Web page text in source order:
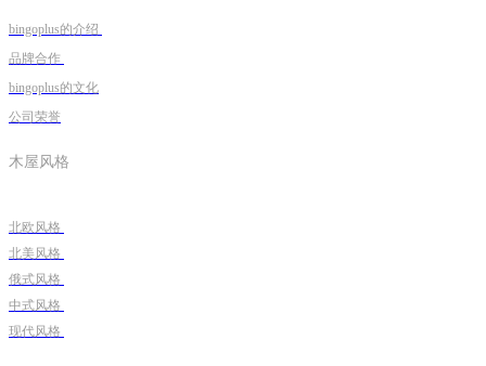
bingoplus的介绍
品牌合作
bingoplus的文化
公司荣誉
木屋风格
北欧风格
北美风格
俄式风格
中式风格
现代风格